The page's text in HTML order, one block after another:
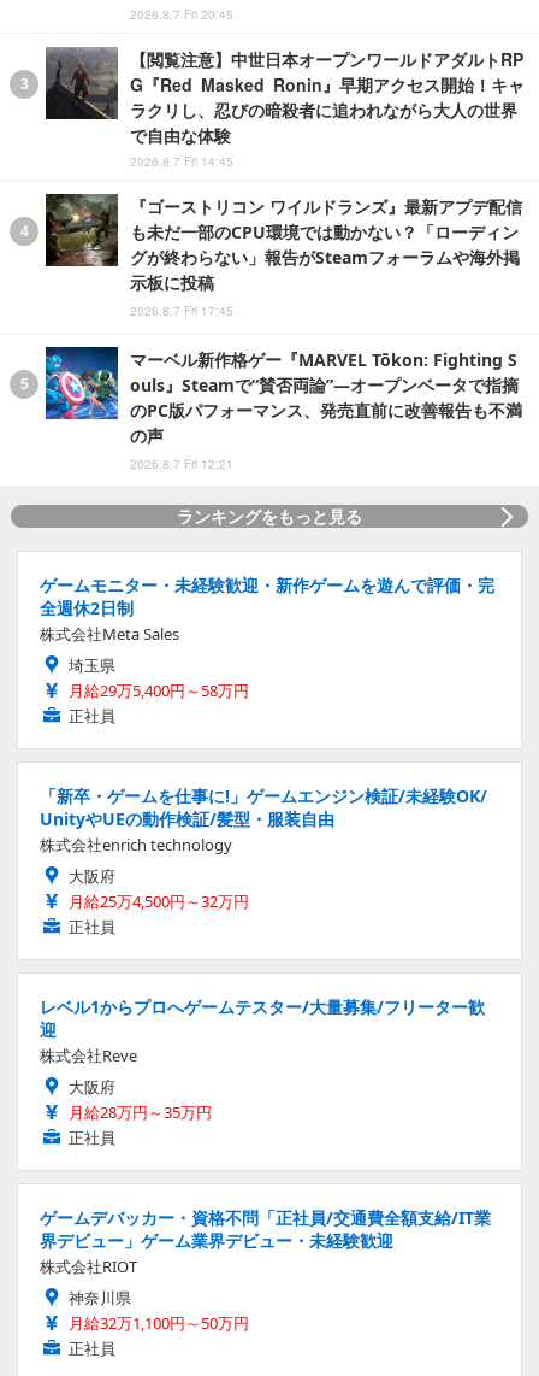
2026.8.7 Fri 20:45
【閲覧注意】中世日本オープンワールドアダルトRP
G『Red Masked Ronin』早期アクセス開始！キャ
ラクリし、忍びの暗殺者に追われながら大人の世界
で自由な体験
2026.8.7 Fri 14:45
『ゴーストリコン ワイルドランズ』最新アプデ配信
も未だ一部のCPU環境では動かない？「ローディン
グが終わらない」報告がSteamフォーラムや海外掲
示板に投稿
2026.8.7 Fri 17:45
マーベル新作格ゲー『MARVEL Tōkon: Fighting S
ouls』Steamで“賛否両論”―オープンベータで指摘
のPC版パフォーマンス、発売直前に改善報告も不満
の声
2026.8.7 Fri 12:21
ランキングをもっと見る
ゲームモニター・未経験歓迎・新作ゲームを遊んで評価・完
全週休2日制
株式会社Meta Sales
埼玉県
月給29万5,400円～58万円
正社員
「新卒・ゲームを仕事に!」ゲームエンジン検証/未経験OK/
UnityやUEの動作検証/髪型・服装自由
株式会社enrich technology
大阪府
月給25万4,500円～32万円
正社員
レベル1からプロへゲームテスター/大量募集/フリーター歓
迎
株式会社Reve
大阪府
月給28万円～35万円
正社員
ゲームデバッカー・資格不問「正社員/交通費全額支給/IT業
界デビュー」ゲーム業界デビュー・未経験歓迎
株式会社RIOT
神奈川県
月給32万1,100円～50万円
正社員